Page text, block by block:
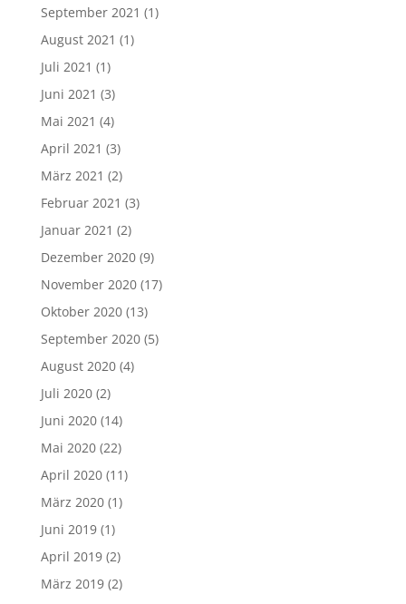
September 2021 (1)
August 2021 (1)
Juli 2021 (1)
Juni 2021 (3)
Mai 2021 (4)
April 2021 (3)
März 2021 (2)
Februar 2021 (3)
Januar 2021 (2)
Dezember 2020(9)
November 2020(17)
Oktober 2020(13)
September 2020(5)
August 2020(4)
Juli 2020(2)
Juni 2020(14)
Mai 2020(22)
April 2020(11)
März 2020(1)
Juni 2019(1)
April 2019(2)
März 2019(2)